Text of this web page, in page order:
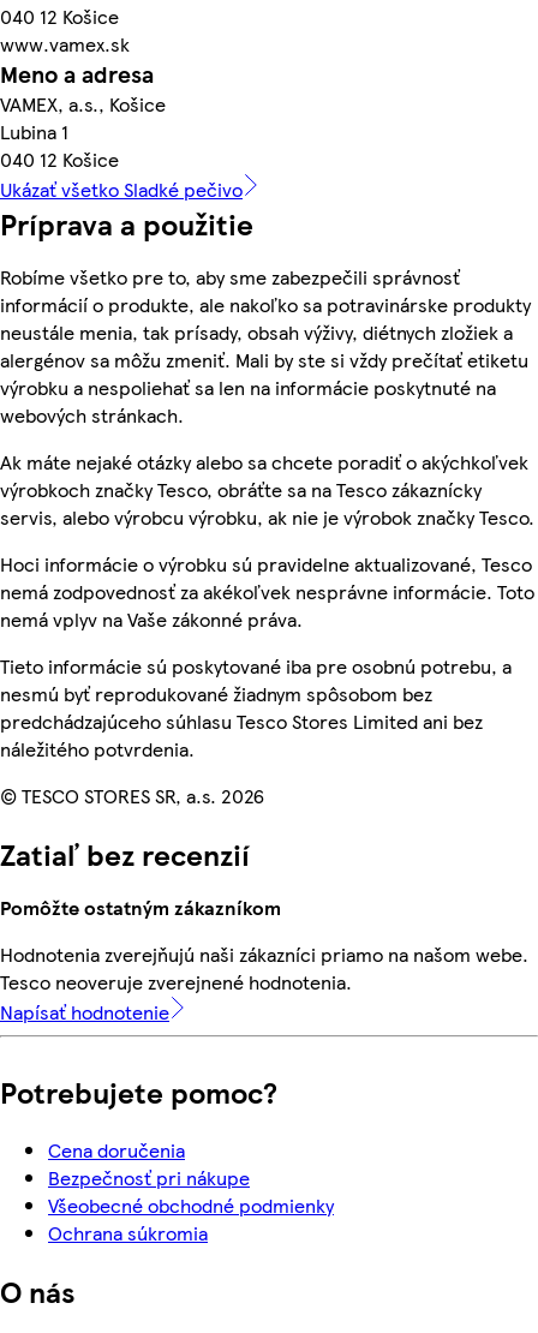
040 12 Košice
www.vamex.sk
Meno a adresa
VAMEX, a.s., Košice
Lubina 1
040 12 Košice
Ukázať všetko Sladké pečivo
Príprava a použitie
Robíme všetko pre to, aby sme zabezpečili správnosť
informácií o produkte, ale nakoľko sa potravinárske produkty
neustále menia, tak prísady, obsah výživy, diétnych zložiek a
alergénov sa môžu zmeniť. Mali by ste si vždy prečítať etiketu
výrobku a nespoliehať sa len na informácie poskytnuté na
webových stránkach.
Ak máte nejaké otázky alebo sa chcete poradiť o akýchkoľvek
výrobkoch značky Tesco, obráťte sa na Tesco zákaznícky
servis, alebo výrobcu výrobku, ak nie je výrobok značky Tesco.
Hoci informácie o výrobku sú pravidelne aktualizované, Tesco
nemá zodpovednosť za akékoľvek nesprávne informácie. Toto
nemá vplyv na Vaše zákonné práva.
Tieto informácie sú poskytované iba pre osobnú potrebu, a
nesmú byť reprodukované žiadnym spôsobom bez
predchádzajúceho súhlasu Tesco Stores Limited ani bez
náležitého potvrdenia.
© TESCO STORES SR, a.s. 2026
Zatiaľ bez recenzií
Pomôžte ostatným zákazníkom
Hodnotenia zverejňujú naši zákazníci priamo na našom webe.
Tesco neoveruje zverejnené hodnotenia.
Napísať hodnotenie
Potrebujete pomoc?
Cena doručenia
Bezpečnosť pri nákupe
Všeobecné obchodné podmienky
Ochrana súkromia
O nás